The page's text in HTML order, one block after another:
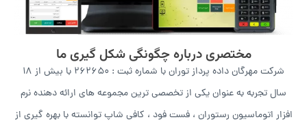
مختصری درباره چگونگی شکل گیری ما
شرکت مهرگان داده پرداز توران با شماره ثبت : 262650 با بیش از 18
سال تجربه به عنوان یکی از تخصصی ترین مجموعه های ارائه دهنده نرم
افزار اتوماسیون رستوران ، فست فود ، کافی شاپ توانسته با بهره گیری از